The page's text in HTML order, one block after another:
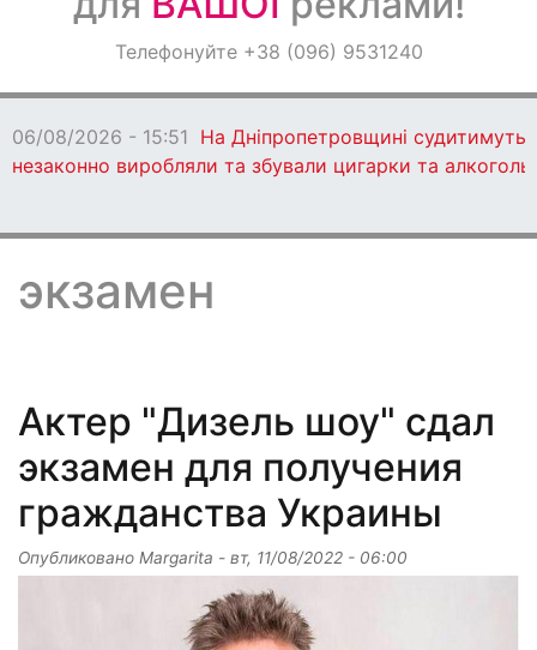
ОголошенняТелефонуйте +38 (096) 9531240
13 учасників злочинної групи, які
та алкоголь
экзамен
Актер "Дизель шоу" сдал
экзамен для получения
гражданства Украины
Опубликовано Margarita - вт, 11/08/2022 - 06:00